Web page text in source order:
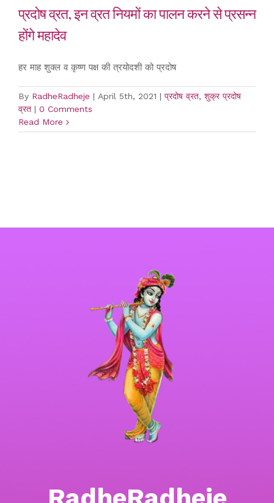
प्रदोष व्रत, इन व्रत नियमों का पालन करने से प्रसन्न
होंगे महादेव
हर माह शुक्ल व कृष्ण पक्ष की त्रयोदशी को प्रदोष
By RadheRadheje | April 5th, 2021 | प्रदोष व्रत, शुक्र प्रदोष
व्रत | 0 Comments
Read More